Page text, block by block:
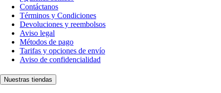
Contáctanos
Términos y Condiciones
Devoluciones y reembolsos
Aviso legal
Métodos de pago
Tarifas y opciones de envío
Aviso de confidencialidad
Nuestras tiendas